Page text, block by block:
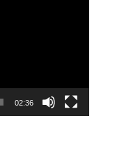
02:36